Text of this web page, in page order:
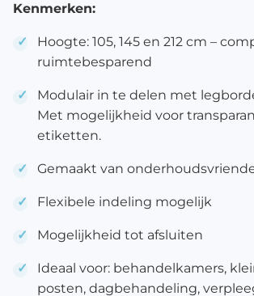
Kenmerken:
Hoogte: 105, 145 en 212 cm –
ruimtebesparend
Modulair in te delen met
Met mogelijkheid voor
etiketten.
Gemaakt van
Flexibele indeling mogelijk
Mogelijkheid tot afsluiten
Ideaal voor: behandelkamers,
posten, dagbehandeling,